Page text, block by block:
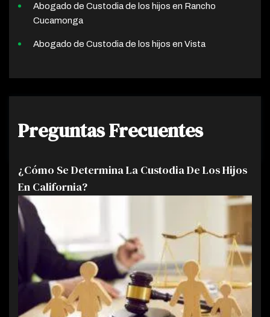
Abogado de Custodia de los hijos en Rancho
Cucamonga
Abogado de Custodia de los hijos en Vista
Preguntas Frecuentes
¿Cómo Se Determina La Custodia De Los Hijos
En California?